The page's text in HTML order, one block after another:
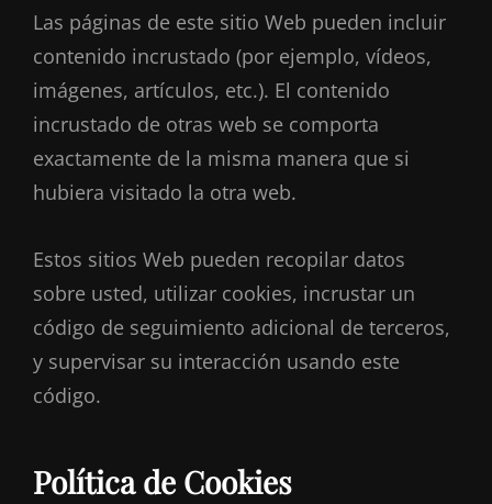
Las páginas de este sitio Web pueden incluir
contenido incrustado (por ejemplo, vídeos,
imágenes, artículos, etc.). El contenido
incrustado de otras web se comporta
exactamente de la misma manera que si
hubiera visitado la otra web.
Estos sitios Web pueden recopilar datos
sobre usted, utilizar cookies, incrustar un
código de seguimiento adicional de terceros,
y supervisar su interacción usando este
código.
Política de Cookies